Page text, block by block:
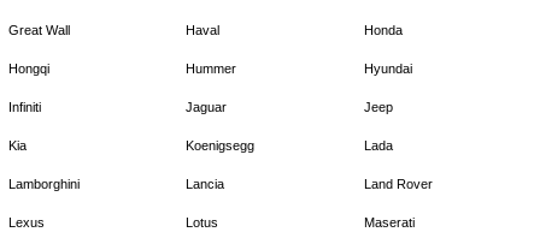
Great Wall Haval Honda
Hongqi Hummer Hyundai
Infiniti Jaguar Jeep
Kia Koenigsegg Lada
Lamborghini Lancia Land Rover
Lexus Lotus Maserati